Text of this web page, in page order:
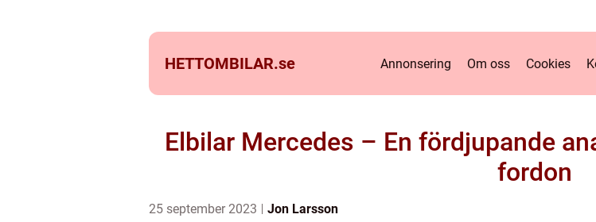
HETTOMBILAR.se Annonsering Om oss Cookies
Elbilar Mercedes – En fördjupande
fordon
25 september 2023 Jon Larsson